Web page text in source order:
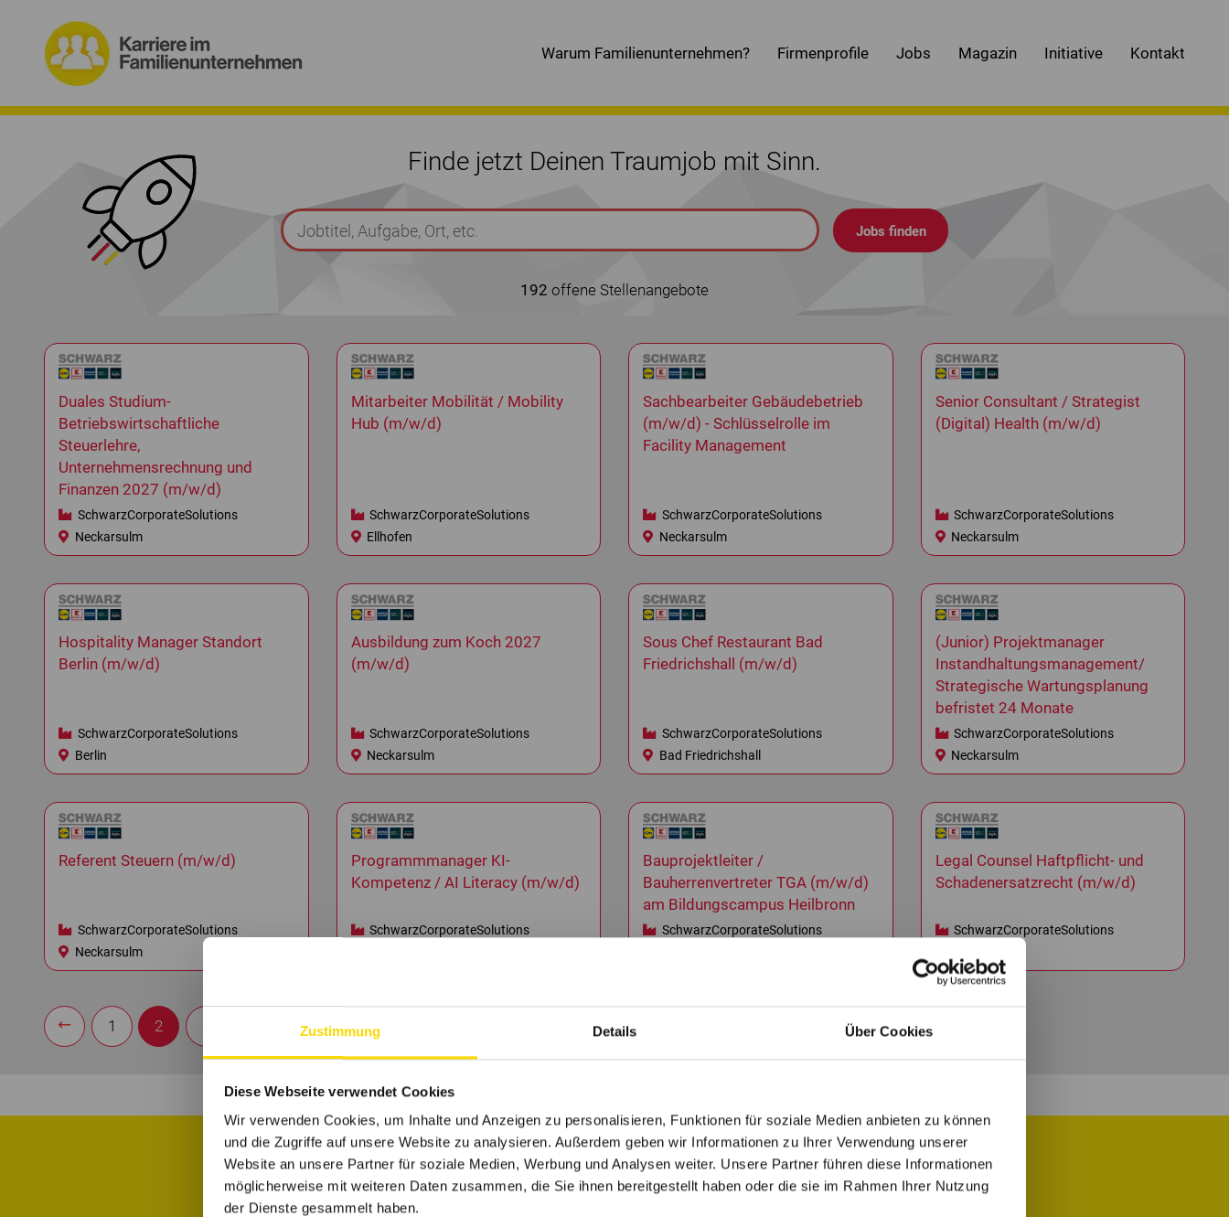
Zustimmung Details Über Cookies
Diese Webseite verwendet Cookies
Wir verwenden Cookies, um Inhalte und Anzeigen zu personalisieren, Funktionen für soziale Medien anbieten zu können
und die Zugriffe auf unsere Website zu analysieren. Außerdem geben wir Informationen zu Ihrer Verwendung unserer
Website an unsere Partner für soziale Medien, Werbung und Analysen weiter. Unsere Partner führen diese Informationen
möglicherweise mit weiteren Daten zusammen, die Sie ihnen bereitgestellt haben oder die sie im Rahmen Ihrer Nutzung
der Dienste gesammelt haben.
Warum Familienunternehmen? Firmenprofile Jobs Magazin Initiative Kontakt
Finde jetzt Deinen Traumjob mit Sinn.
192 offene Stellenangebote
Duales Studium-
Betriebswirtschaftliche
Steuerlehre,
Unternehmensrechnung und
Finanzen 2027 (m/w/d)
SchwarzCorporateSolutions
Neckarsulm
Mitarbeiter Mobilität / Mobility
Hub (m/w/d)
SchwarzCorporateSolutions
Ellhofen
Sachbearbeiter Gebäudebetrieb
(m/w/d) - Schlüsselrolle im
Facility Management
SchwarzCorporateSolutions
Neckarsulm
Senior Consultant / Strategist
(Digital) Health (m/w/d)
SchwarzCorporateSolutions
Neckarsulm
Hospitality Manager Standort
Berlin (m/w/d)
SchwarzCorporateSolutions
Berlin
Ausbildung zum Koch 2027
(m/w/d)
SchwarzCorporateSolutions
Neckarsulm
Sous Chef Restaurant Bad
Friedrichshall (m/w/d)
SchwarzCorporateSolutions
Bad Friedrichshall
(Junior) Projektmanager
Instandhaltungsmanagement/
Strategische Wartungsplanung
befristet 24 Monate
SchwarzCorporateSolutions
Neckarsulm
Referent Steuern (m/w/d)
SchwarzCorporateSolutions
Neckarsulm
Programmmanager KI-
Kompetenz / AI Literacy (m/w/d)
SchwarzCorporateSolutions
Bauprojektleiter /
Bauherrenvertreter TGA (m/w/d)
am Bildungscampus Heilbronn
SchwarzCorporateSolutions
Legal Counsel Haftpflicht- und
Schadenersatzrecht (m/w/d)
SchwarzCorporateSolutions
1 2 5 6
Interesse an Familienunternehmen gewonnen?
Informiere dich in den Firmenprofilen und finde den perfekten Job für Dich.